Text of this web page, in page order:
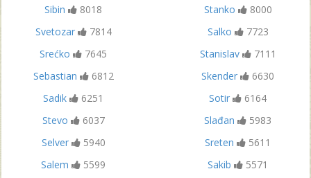
Sibin
8018 Stanko
8000
Svetozar
7814 Salko
7723
Srećko
7645 Stanislav
7111
Sebastian
6812 Skender
6630
Sadik
6251 Sotir
6164
Stevo
6037 Slađan
5983
Selver
5940 Sreten
5611
Salem
5599 Sakib
5571